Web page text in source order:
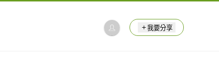
我要分享